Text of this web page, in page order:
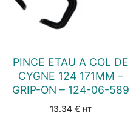
PINCE ETAU A COL DE
CYGNE 124 171MM –
GRIP-ON – 124-06-589
13.34 € HT